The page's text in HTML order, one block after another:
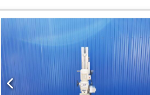
2006 Dimensiuni (lungime x lățime x